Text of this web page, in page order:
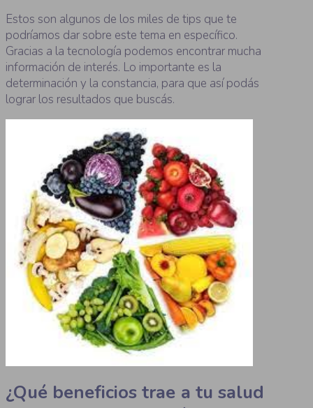
Estos son algunos de los miles de tips que te
podríamos dar sobre este tema en específico.
Gracias a la tecnología podemos encontrar mucha
información de interés. Lo importante es la
determinación y la constancia, para que así podás
lograr los resultados que buscás.
¿Qué beneficios trae a tu salud